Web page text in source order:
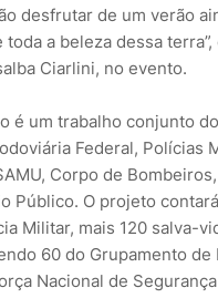
desfrutar de um verão
a beleza dessa
Ciarlini, no evento.
é um trabalho conjunto
Federal, Polícias
Corpo de
Público. O projeto
Militar, mais 120 salva-
60 do Grupamento de
Nacional de